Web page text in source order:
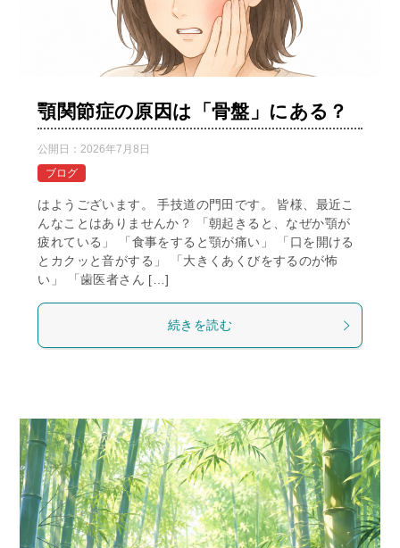
顎関節症の原因は「骨盤」にある？
公開日：2026年7月8日
ブログ
はようございます。 手技道の門田です。 皆様、最近こ
んなことはありませんか？ 「朝起きると、なぜか顎が
疲れている」 「食事をすると顎が痛い」 「口を開ける
とカクッと音がする」 「大きくあくびをするのが怖
い」 「歯医者さん […]
続きを読む